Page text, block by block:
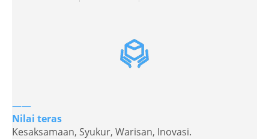
——
Nilai teras
Kesaksamaan, Syukur, Warisan, Inovasi.